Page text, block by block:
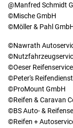
@Manfred Schmidt
©Mische GmbH
©Möller & Pahl
©Nawrath
©Oeser
©Peter's Reifendienst
©ProMount GmbH
©Reifen & Caravan
©BS Auto- &
©Reifen +